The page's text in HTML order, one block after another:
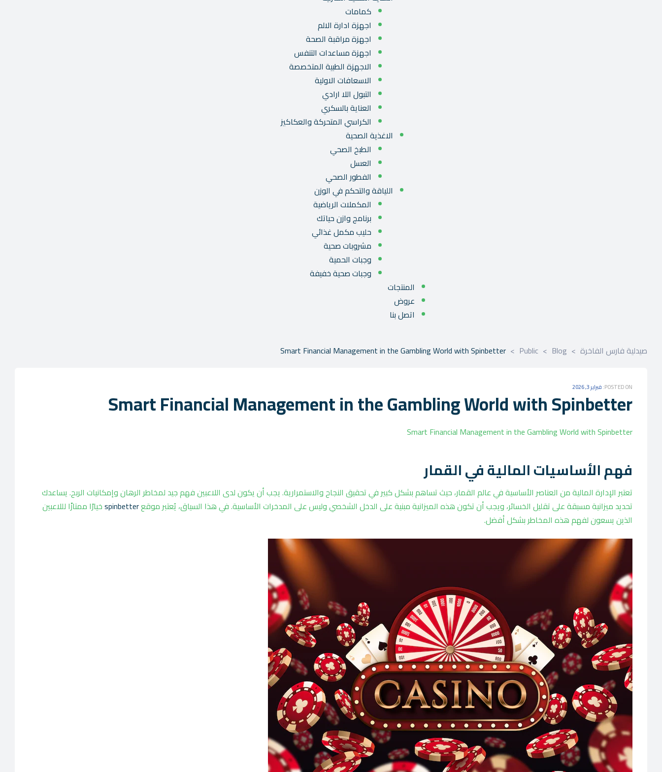
كمامات
اجهزة ادارة الالم
اجهزة مراقبة الصحة
اجهزة مساعدات التنفس
الاجهزة الطبية المتخصصة
الاسعافات الاولية
التبول اللا ارادي
العناية بالسكري
الكراسي المتحركة والعكاكيز
الاغذية الصحية
الطبخ الصحي
العسل
الفطور الصحي
اللياقة والتحكم في الوزن
المكملات الرياضية
برنامج وازن حياتك
حليب مكمل غذائي
مشروبات صحية
وجبات الحمية
وجبات صحية خفيفة
المنتجات
عروض
اتصل بنا
صيدلية فارس الفاخرة >
Blog
>
Public
>
Smart Financial Management in the Gambling World with Spinbetter
POSTED ON: فبراير 3, 2026
Smart Financial Management in the Gambling World with Spinbetter
Smart Financial Management in the Gambling World with Spinbetter
فهم الأساسيات المالية في القمار
تعتبر الإدارة المالية من العناصر الأساسية في عالم القمار، حيث تساهم بشكل كبير في تحقيق النجاح والاستمرارية. يجب أن يكون لدى اللاعبين فهم جيد لمخاطر الرهان وإمكانيات الربح. يساعدك
تحديد ميزانية مسبقة على تقليل الخسائر، ويجب أن تكون هذه الميزانية مبنية على الدخل الشخصي وليس على المدخرات الأساسية. في هذا السياق، يُعتبر موقعspinbetterخيارًا ممتازًا لللاعبين
الذين يسعون لفهم هذه المخاطر بشكل أفضل.